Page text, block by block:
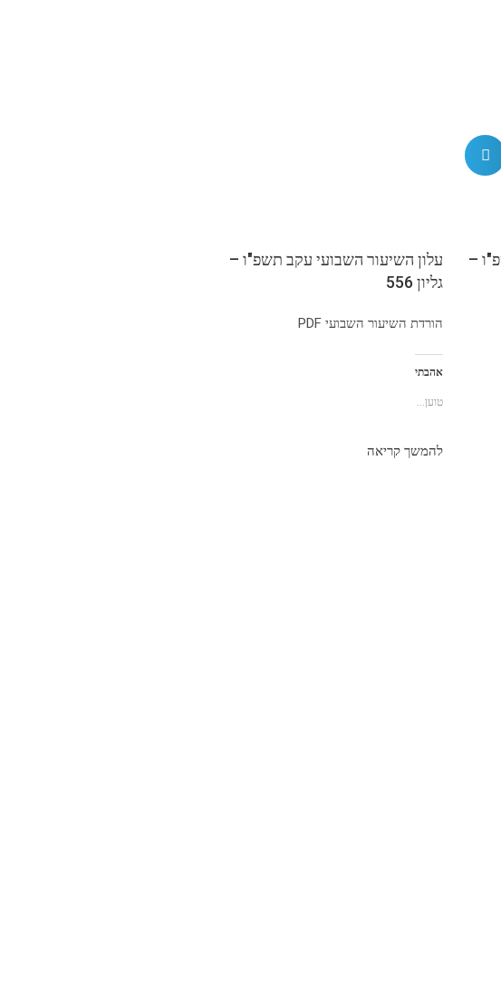
–
עלון השיעור השבועי עקב תשפ"ו –
גליון 556
הורדת השיעור השבועי PDF
אהבתי
טוען...
להמשך קריאה